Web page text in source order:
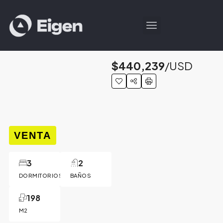
VENTA
DORMITORIOS
3
BAÑOS
2
M2
198
$440,239/USD